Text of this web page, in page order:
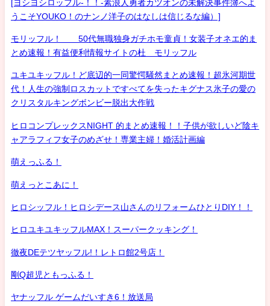
[ヨシヨシロッフル-！！-素浪人勇者カツオンの未解決事件簿へよ
うこそYOUKO！のナンノ洋子のはなしは信じるな編）]
モリッフル！ 50代無職独身ガチホモ童貞！女装子オネエ的ま
とめ速報！有益便利情報サイトの杜 モリッフル
ユキユキッフル！ど底辺的一同驚愕騒然まとめ速報！超氷河期世
代！人生の強制ロスカットですべてを失ったキグナス氷子の愛の
クリスタルキングボンビー脱出大作戦
ヒロコンプレックスNIGHT 的まとめ速報！！子供が欲しいど陰キ
ャアラフィフ女子のめざせ！専業主婦！婚活計画編
萌えっふる！
萌えっとこあに！
ヒロシッフル！ヒロシデース山さんのリフォームひとりDIY！！
ヒロユキユキッフルMAX！スーパークッキング！
徹夜DEテツヤッフル!！レトロ館2号店！
剛Q超児ともっふる！
ヤナッフル ゲームだいすき6！放送局